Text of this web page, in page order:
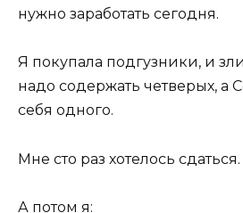
нужно заработать сегодня.
Я покупала подгузники, и
надо содержать четверых,
себя одного.
Мне сто раз хотелось сдаться.
А потом я: